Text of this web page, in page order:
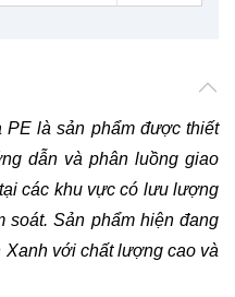
PE là sản phẩm được thiết
dẫn và phân luồng giao
các khu vực có lưu lượng
soát. Sản phẩm hiện đang
với chất lượng cao và